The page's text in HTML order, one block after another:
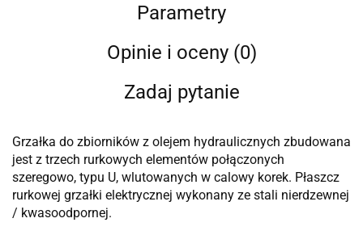
Parametry
Opinie i oceny (0)
Zadaj pytanie
Grzałka do zbiorników z olejem hydraulicznych zbudowana
jest z trzech rurkowych elementów połączonych
szeregowo, typu U, wlutowanych w calowy korek. Płaszcz
rurkowej grzałki elektrycznej wykonany ze stali nierdzewnej
/ kwasoodpornej.